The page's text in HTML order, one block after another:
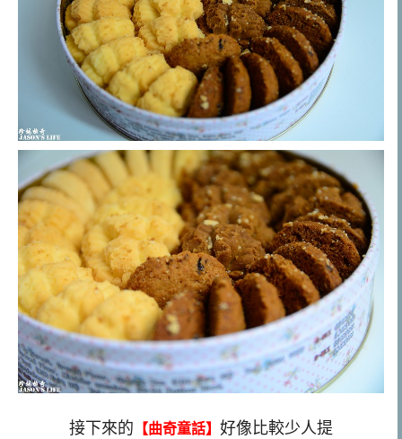
接下來的 【曲奇童話】 好像比較少人提